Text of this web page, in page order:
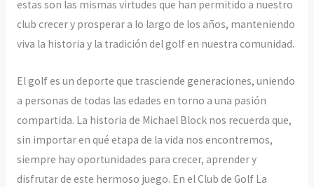
estas son las mismas virtudes que han permitido a nuestro
club crecer y prosperar a lo largo de los años, manteniendo
viva la historia y la tradición del golf en nuestra comunidad.
El golf es un deporte que trasciende generaciones, uniendo
a personas de todas las edades en torno a una pasión
compartida. La historia de Michael Block nos recuerda que,
sin importar en qué etapa de la vida nos encontremos,
siempre hay oportunidades para crecer, aprender y
disfrutar de este hermoso juego. En el Club de Golf La